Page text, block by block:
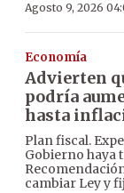
Agosto 9, 2026
Economía
Advierten
podría
hasta
Plan fiscal.
Gobierno haya
cambiar Ley y